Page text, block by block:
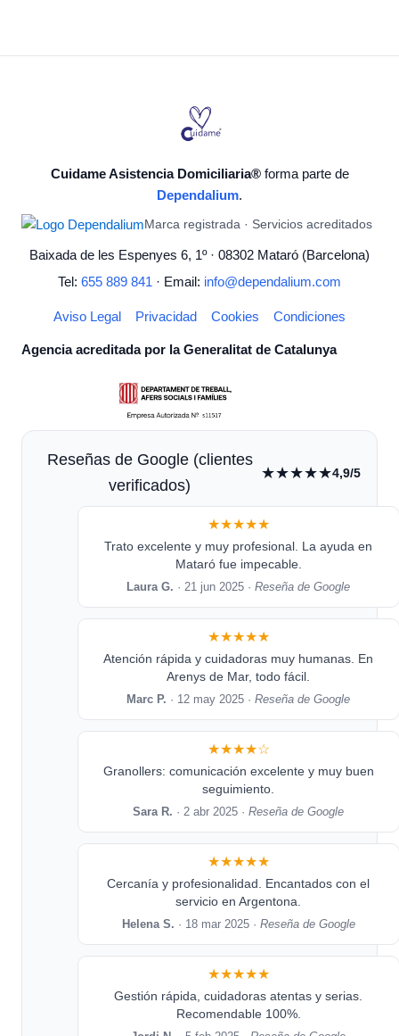
Cuidame Asistencia Domiciliaria®forma parte de
Dependalium.
Marca registrada · Servicios acreditados
Baixada de les Espenyes 6, 1º · 08302 Mataró (Barcelona)
Tel: 655 889 841 · Email: info@dependalium.com
Aviso Legal Privacidad Cookies Condiciones
Agencia acreditada por la Generalitat de Catalunya
Reseñas de Google (clientes
verificados)
★★★★★4,9/5
★★★★★
Trato excelente y muy profesional. La ayuda en
Mataró fue impecable.
Laura G. · 21 jun 2025 ·Reseña de Google
★★★★★
Atención rápida y cuidadoras muy humanas. En
Arenys de Mar, todo fácil.
Marc P. · 12 may 2025 ·Reseña de Google
★★★★☆
Granollers: comunicación excelente y muy buen
seguimiento.
Sara R. · 2 abr 2025 ·Reseña de Google
★★★★★
Cercanía y profesionalidad. Encantados con el
servicio en Argentona.
Helena S. · 18 mar 2025 · Reseña de Google
★★★★★
Gestión rápida, cuidadoras atentas y serias.
Recomendable 100%.